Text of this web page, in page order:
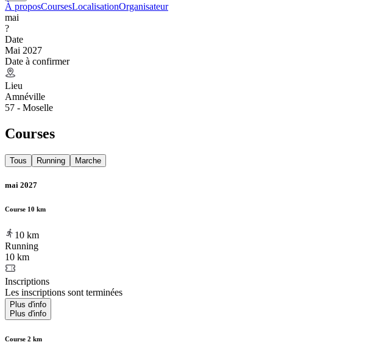
À proposCoursesLocalisationOrganisateur
mai
?
Date
Mai 2027
Date à confirmer
Lieu
Amnéville
57 - Moselle
Courses
Tous Running Marche
mai 2027
Course 10 km
10 km
Running
10 km
Inscriptions
Les inscriptions sont terminées
Plus d'info
Plus d'info
Course 2 km